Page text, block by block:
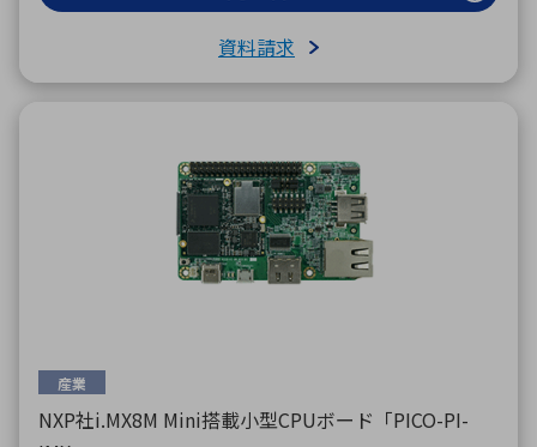
資料請求
産業
NXP社i.MX8M Mini搭載小型CPUボード「PICO-PI-